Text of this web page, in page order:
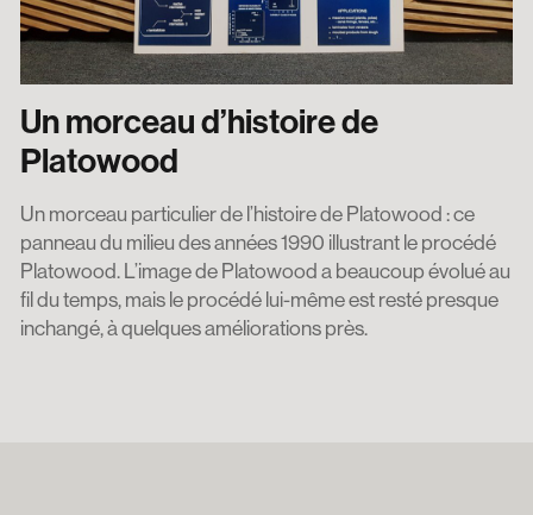
Un morceau d’histoire de
Platowood
Un morceau particulier de l’histoire de Platowood : ce
panneau du milieu des années 1990 illustrant le procédé
Platowood. L’image de Platowood a beaucoup évolué au
fil du temps, mais le procédé lui-même est resté presque
inchangé, à quelques améliorations près.